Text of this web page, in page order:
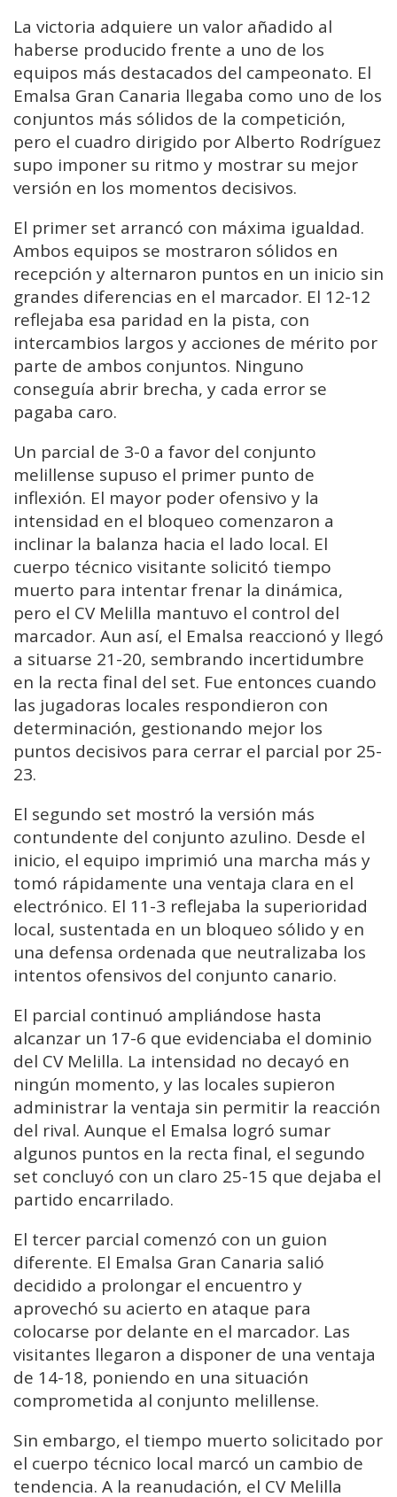
La victoria adquiere un valor añadido al
haberse producido frente a uno de los
equipos más destacados del campeonato. El
Emalsa Gran Canaria llegaba como uno de los
conjuntos más sólidos de la competición,
pero el cuadro dirigido por Alberto Rodríguez
supo imponer su ritmo y mostrar su mejor
versión en los momentos decisivos.
El primer set arrancó con máxima igualdad.
Ambos equipos se mostraron sólidos en
recepción y alternaron puntos en un inicio sin
grandes diferencias en el marcador. El 12-12
reflejaba esa paridad en la pista, con
intercambios largos y acciones de mérito por
parte de ambos conjuntos. Ninguno
conseguía abrir brecha, y cada error se
pagaba caro.
Un parcial de 3-0 a favor del conjunto
melillense supuso el primer punto de
inflexión. El mayor poder ofensivo y la
intensidad en el bloqueo comenzaron a
inclinar la balanza hacia el lado local. El
cuerpo técnico visitante solicitó tiempo
muerto para intentar frenar la dinámica,
pero el CV Melilla mantuvo el control del
marcador. Aun así, el Emalsa reaccionó y llegó
a situarse 21-20, sembrando incertidumbre
en la recta final del set. Fue entonces cuando
las jugadoras locales respondieron con
determinación, gestionando mejor los
puntos decisivos para cerrar el parcial por 25-
23.
El segundo set mostró la versión más
contundente del conjunto azulino. Desde el
inicio, el equipo imprimió una marcha más y
tomó rápidamente una ventaja clara en el
electrónico. El 11-3 reflejaba la superioridad
local, sustentada en un bloqueo sólido y en
una defensa ordenada que neutralizaba los
intentos ofensivos del conjunto canario.
El parcial continuó ampliándose hasta
alcanzar un 17-6 que evidenciaba el dominio
del CV Melilla. La intensidad no decayó en
ningún momento, y las locales supieron
administrar la ventaja sin permitir la reacción
del rival. Aunque el Emalsa logró sumar
algunos puntos en la recta final, el segundo
set concluyó con un claro 25-15 que dejaba el
partido encarrilado.
El tercer parcial comenzó con un guion
diferente. El Emalsa Gran Canaria salió
decidido a prolongar el encuentro y
aprovechó su acierto en ataque para
colocarse por delante en el marcador. Las
visitantes llegaron a disponer de una ventaja
de 14-18, poniendo en una situación
comprometida al conjunto melillense.
Sin embargo, el tiempo muerto solicitado por
el cuerpo técnico local marcó un cambio de
tendencia. A la reanudación, el CV Melilla